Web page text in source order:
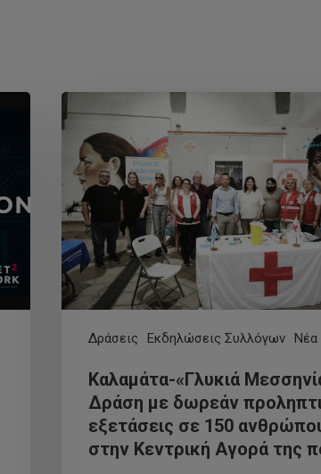
Δράσεις Εκδηλώσεις Συλλόγων Νέα
Καλαμάτα-«Γλυκιά
Δράση με δωρεάν
εξετάσεις σε 150
στην Κεντρική Αγορά της